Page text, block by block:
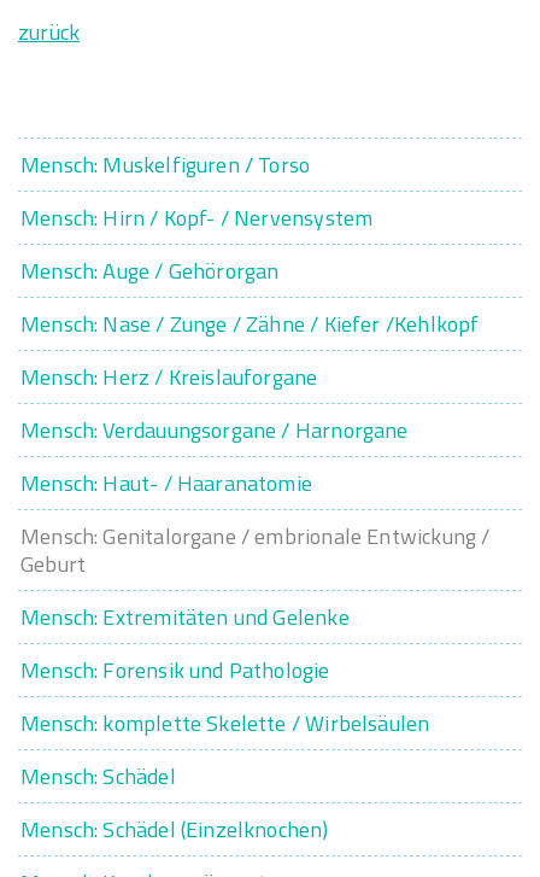
zurück
Mensch: Muskelfiguren / Torso
Mensch: Hirn / Kopf- / Nervensystem
Mensch: Auge / Gehörorgan
Mensch: Nase / Zunge / Zähne / Kiefer /Kehlkopf
Mensch: Herz / Kreislauforgane
Mensch: Verdauungsorgane / Harnorgane
Mensch: Haut- / Haaranatomie
Mensch: Genitalorgane / embrionale Entwickung /
Geburt
Mensch: Extremitäten und Gelenke
Mensch: Forensik und Pathologie
Mensch: komplette Skelette / Wirbelsäulen
Mensch: Schädel
Mensch: Schädel (Einzelknochen)